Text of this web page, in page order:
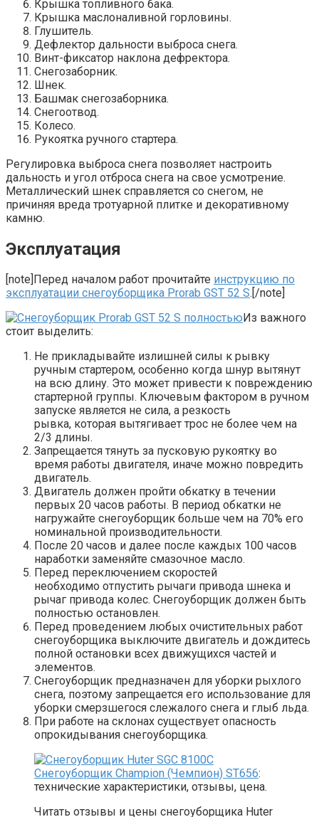
Крышка топливного бака.
Крышка маслоналивной горловины.
Глушитель.
Дефлектор дальности выброса снега.
Винт-фиксатор наклона дефректора.
Снегозаборник.
Шнек.
Башмак снегозаборника.
Снегоотвод.
Колесо.
Рукоятка ручного стартера.
Регулировка выброса снега позволяет настроить
дальность и угол отброса снега на свое усмотрение.
Металлический шнек справляется со снегом, не
причиняя вреда тротуарной плитке и декоративному
камню.
Эксплуатация
[note]Перед началом работ прочитайте инструкцию по
эксплуатации снегоуборщика Prorab GST 52 S.[/note]
Из важного
стоит выделить:
Не прикладывайте излишней силы к рывку
ручным стартером, особенно когда шнур вытянут
на всю длину. Это может привести к повреждению
стартерной группы. Ключевым фактором в ручном
запуске является не сила, а резкость
рывка, которая вытягивает трос не более чем на
2/3 длины.
Запрещается тянуть за пусковую рукоятку во
время работы двигателя, иначе можно повредить
двигатель.
Двигатель должен пройти обкатку в течении
первых 20 часов работы. В период обкатки не
нагружайте снегоуборщик больше чем на 70% его
номинальной производительности.
После 20 часов и далее после каждых 100 часов
наработки заменяйте смазочное масло.
Перед переключением скоростей
необходимо отпустить рычаги привода шнека и
рычаг привода колес. Снегоуборщик должен быть
полностью остановлен.
Перед проведением любых очистительных работ
снегоуборщика выключите двигатель и дождитесь
полной остановки всех движущихся частей и
элементов.
Снегоуборщик предназначен для уборки рыхлого
снега, поэтому запрещается его использование для
уборки смерзшегося слежалого снега и глыб льда.
При работе на склонах существует опасность
опрокидывания снегоуборщика.
Снегоуборщик Champion (Чемпион) ST656:
технические характеристики, отзывы, цена.
Читать отзывы и цены снегоуборщика Huter